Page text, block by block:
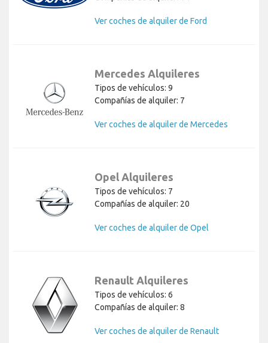
Ver coches de alquiler de Ford
Mercedes Alquileres
Tipos de vehículos: 9
Compañías de alquiler: 7
Ver coches de alquiler de Mercedes
Opel Alquileres
Tipos de vehículos: 7
Compañías de alquiler: 20
Ver coches de alquiler de Opel
Renault Alquileres
Tipos de vehículos: 6
Compañías de alquiler: 8
Ver coches de alquiler de Renault